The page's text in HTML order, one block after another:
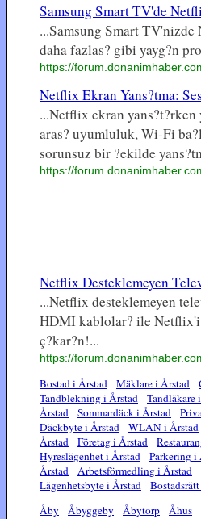
Samsung Smart TV'de
...Samsung Smart
daha fazlas? gibi yayg?n
https://
Netflix Ekran Yans?tma:
...Netflix ekran
aras? uyumluluk, Wi-Fi
sorunsuz bir ?ekilde
https://
Netflix Desteklemeyen
...Netflix desteklemeyen
HDMI kablolar? ile
ç?kar?n!...
https://
Bostad i Årstad Mäklare i Årstad
Tandblekning i Årstad
Tandläkare
Årstad
Sommardäck i Årstad
Däckbyte i Årstad
WLAN i Årstad
Årstad
Företag i Årstad
Hyreslägenhet i Årstad
Parkering i
Årstad
Arbetsförmedling i Årstad
Lägenhetsbyte i Årstad
Åby
Åbyggeby Åbytorp Åhus